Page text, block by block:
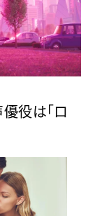
優役は「ロ